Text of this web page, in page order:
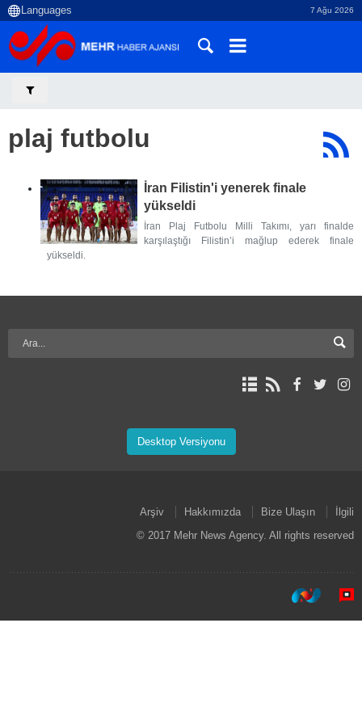
7 Ağu 2026
plaj futbolu
İran Filistin'i yenerek finale
yükseldi
İran Plaj Futbolu Milli Takımı, yarı finalde
karşılaştığı Filistin’i mağlup ederek finale
yükseldi.
Desktop Versiyonu
Arşiv Hakkımızda Bize Ulaşın
İlgili
© 2017 Mehr News Agency. All rights reserved